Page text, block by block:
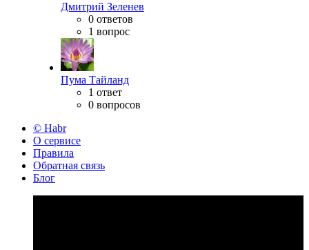
Дмитрий Зеленев
0 ответов
1 вопрос
Пума Тайланд
1 ответ
0 вопросов
© Habr
О сервисе
Правила
Обратная связь
Блог